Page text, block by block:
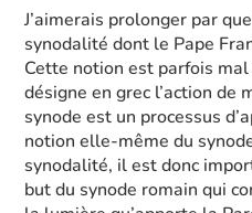
J’aimerais prolonger par
synodalité dont le Pape
Cette notion est parfois
désigne en grec l’action de
synode est un processus
notion elle-même du
synodalité, il est donc
but du synode romain qui